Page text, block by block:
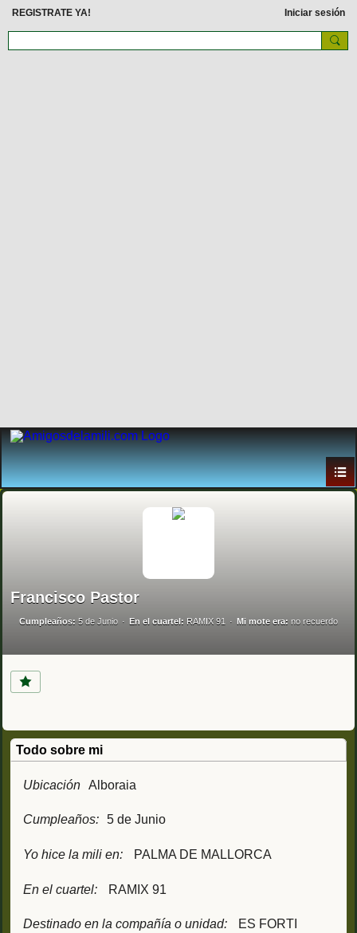
REGISTRATE YA! Iniciar sesión
Francisco Pastor
Cumpleaños: 5 de Junio En el cuartel: RAMIX 91 Mi mote era: no recuerdo
Todo sobre mi
Ubicación Alboraia
Cumpleaños: 5 de Junio
Yo hice la mili en: PALMA DE MALLORCA
En el cuartel: RAMIX 91
Destinado en la compañía o unidad: ES FORTI